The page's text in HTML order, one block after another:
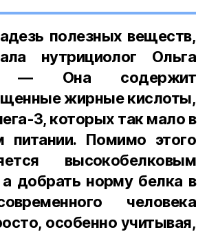
полезных веществ,
нутрициолог Ольга
— Она содержит
жирные кислоты,
3, которых так мало в
питании. Помимо этого
высокобелковым
добрать норму белка в
человека
особенно учитывая,